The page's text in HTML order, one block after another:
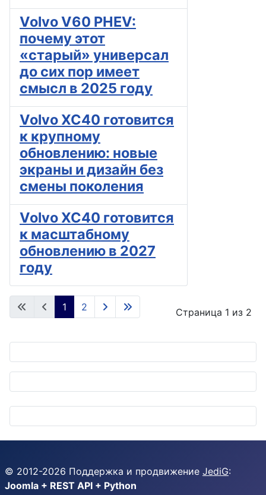
Volvo V60 PHEV:
почему этот
«старый» универсал
до сих пор имеет
смысл в 2025 году
Volvo XC40 готовится
к крупному
обновлению: новые
экраны и дизайн без
смены поколения
Volvo XC40 готовится
к масштабному
обновлению в 2027
году
Страница 1 из 2
1 2
© 2012-2026 Поддержка и продвижение JediG:
Joomla + REST API + Python